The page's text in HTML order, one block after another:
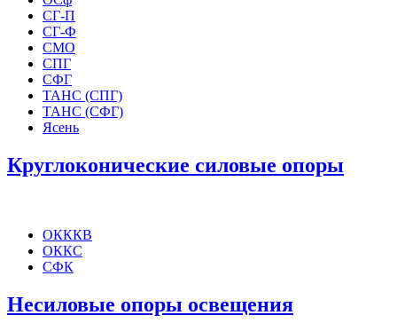
СГ-П
СГ-Ф
СМО
СПГ
СФГ
ТАНС (СПГ)
ТАНС (СФГ)
Ясень
Круглоконические силовые опоры
ОКККВ
ОККС
СФК
Несиловые опоры освещения